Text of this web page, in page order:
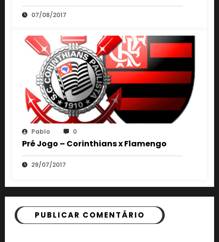
07/08/2017
Pablo 0
Pré Jogo – Corinthians x Flamengo
29/07/2017
PUBLICAR COMENTÁRIO